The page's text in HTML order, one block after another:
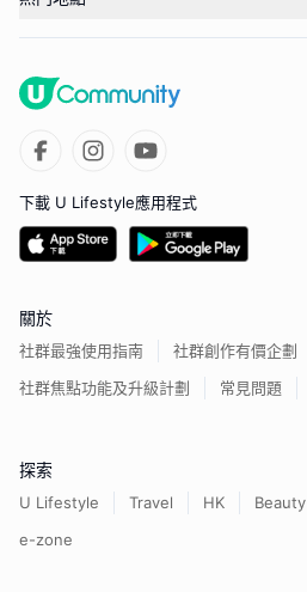
下載 U Lifestyle應用程式
關於
社群最強使用指南
社群創作有價企劃
社群焦點功能及升級計劃
常見問題
探索
U Lifestyle Travel HK Beauty
e-zone